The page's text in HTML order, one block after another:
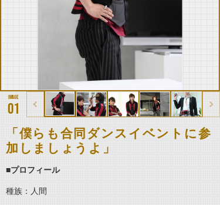
01
「僕らも合同ダンスイベントに参
加しましょうよ」
■プロフィール
種族：人間